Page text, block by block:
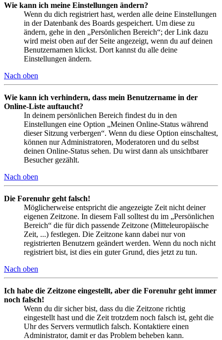
Wie kann ich meine Einstellungen ändern?
Wenn du dich registriert hast, werden alle deine Einstellungen
in der Datenbank des Boards gespeichert. Um diese zu
ändern, gehe in den „Persönlichen Bereich“; der Link dazu
wird meist oben auf der Seite angezeigt, wenn du auf deinen
Benutzernamen klickst. Dort kannst du alle deine
Einstellungen ändern.
Nach oben
Wie kann ich verhindern, dass mein Benutzername in der
Online-Liste auftaucht?
In deinem persönlichen Bereich findest du in den
Einstellungen eine Option „Meinen Online-Status während
dieser Sitzung verbergen“. Wenn du diese Option einschaltest,
können nur Administratoren, Moderatoren und du selbst
deinen Online-Status sehen. Du wirst dann als unsichtbarer
Besucher gezählt.
Nach oben
Die Forenuhr geht falsch!
Möglicherweise entspricht die angezeigte Zeit nicht deiner
eigenen Zeitzone. In diesem Fall solltest du im „Persönlichen
Bereich“ die für dich passende Zeitzone (Mitteleuropäische
Zeit, ...) festlegen. Die Zeitzone kann dabei nur von
registrierten Benutzern geändert werden. Wenn du noch nicht
registriert bist, ist dies ein guter Grund, dies jetzt zu tun.
Nach oben
Ich habe die Zeitzone eingestellt, aber die Forenuhr geht immer
noch falsch!
Wenn du dir sicher bist, dass du die Zeitzone richtig
eingestellt hast und die Zeit trotzdem noch falsch ist, geht die
Uhr des Servers vermutlich falsch. Kontaktiere einen
Administrator, damit er das Problem beheben kann.